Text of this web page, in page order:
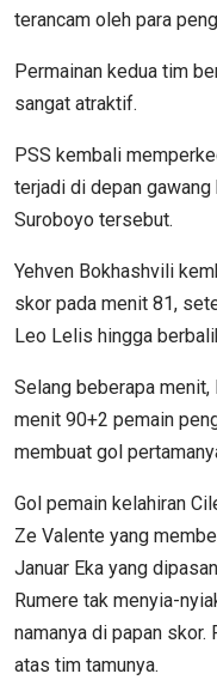
terancam oleh para
Permainan kedua tim
sangat atraktif.
PSS kembali
terjadi di depan
Suroboyo tersebut.
Yehven Bokhashvili
skor pada menit 81,
Leo Lelis hingga
Selang beberapa
menit 90+2 pemain
membuat gol
Gol pemain kelahiran
Ze Valente yang
Januar Eka yang
Rumere tak menyia-
namanya di papan
atas tim tamunya.